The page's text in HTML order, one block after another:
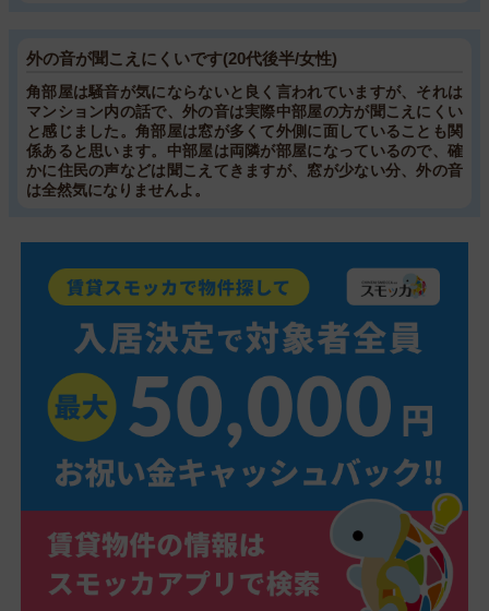
外の音が聞こえにくいです(20代後半/女性)
角部屋は騒音が気にならないと良く言われていますが、それは
マンション内の話で、外の音は実際中部屋の方が聞こえにくい
と感じました。角部屋は窓が多くて外側に面していることも関
係あると思います。中部屋は両隣が部屋になっているので、確
かに住民の声などは聞こえてきますが、窓が少ない分、外の音
は全然気になりませんよ。